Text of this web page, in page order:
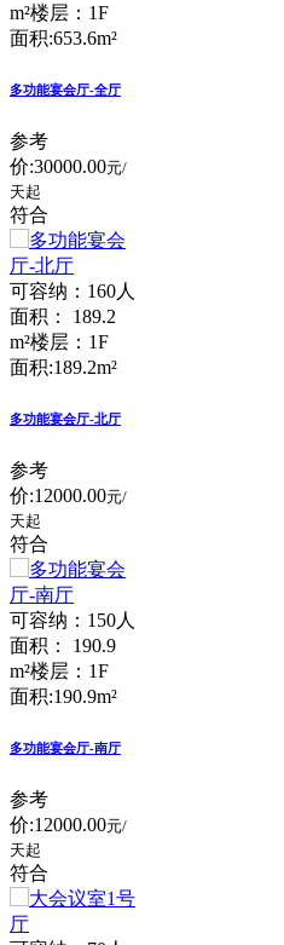
m²楼层：1F
面积:653.6m²
多功能宴会厅-全厅
参考
价:30000.00元/
天起
符合
可容纳：160人
面积： 189.2
m²楼层：1F
面积:189.2m²
多功能宴会厅-北厅
参考
价:12000.00元/
天起
符合
可容纳：150人
面积： 190.9
m²楼层：1F
面积:190.9m²
多功能宴会厅-南厅
参考
价:12000.00元/
天起
符合